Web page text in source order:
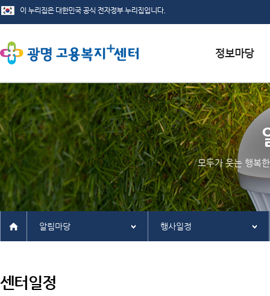
서식자료실
채용정보
인재정보
관련사이트
모두가 웃는 행복
알림마당 행사일정
센터일정